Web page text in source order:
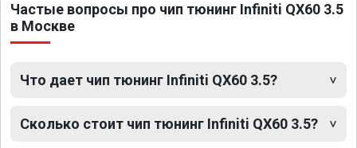
Частые вопросы про чип тюнинг Infiniti QX60 3.5
в Москве
Что дает чип тюнинг Infiniti QX60 3.5?
Сколько стоит чип тюнинг Infiniti QX60 3.5?